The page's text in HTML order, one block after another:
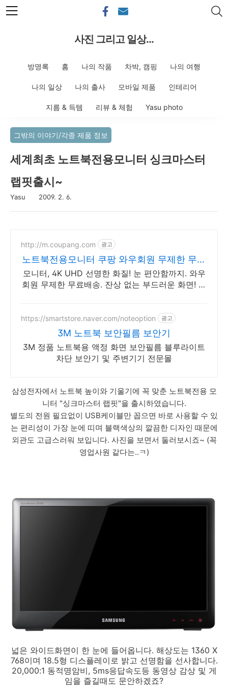
본문 바로가기
사진 그리고 일상...
방명록 홈 나의 작품 차박, 캠핑 나의 여행
나의 일상 나의 출사 모바일 제품 인테리어
지름 & 득템 리뷰 & 체험 Yasu photo
그밖의 이야기/각종 제품 정보
세계최초 노트북전용모니터 싱크마스터
랩핏출시~
Yasu 2009. 2. 6.
http://m.coupang.com 광고
노트북전용모니터 쿠팡 와우회원 무제한 무료
배송
모니터, 4K UHD 선명한 화질! 눈 편안함까지. 와우
회원 무제한 무료배송. 잔상 없는 부드러운 화면! 모
https://smartstore.naver.com/noteoption 광고
3M 노트북 보안필름 보안기
3M 정품 노트북용 액정 화면 보안필름 블루라이트
차단 보안기 및 주변기기 전문몰
삼성전자에서 노트북 높이와 기울기에 꼭 맞춘 노트북전용 모
니터 "싱크마스터 랩핏"을 출시하였습니다.
별도의 전원 필요없이 USB케이블만 꼽으면 바로 사용할 수 있
는 편리성이 가장 눈에 띠며 블랙색상의 깔끔한 디자인 때문에
외관도 고급스러워 보입니다. 사진을 보면서 둘러보시죠~ (꼭
영업사원 같다는..ㅋ)
넓은 와이드화면이 한 눈에 들어옵니다. 해상도는 1360 X
768이며 18.5형 디스플레이로 밝고 선명함을 선사합니다.
20,000:1 동적명암비, 5ms응답속도등 동영상 감상 및 게
임을 즐길때도 문안하겠죠?